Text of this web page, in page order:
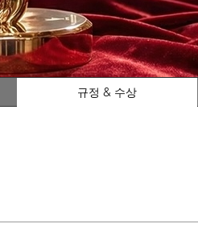
규정 & 수상